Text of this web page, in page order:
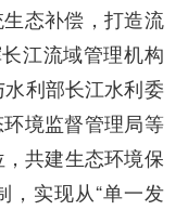
态补偿，打造流
江流域管理机构
利部长江水利委
境监督管理局等
共建生态环境保
，实现从“单一发